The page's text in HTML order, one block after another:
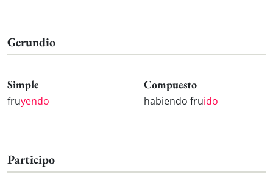
Gerundio
Simple
fruyendo
Compuesto
habiendo fruido
Participo